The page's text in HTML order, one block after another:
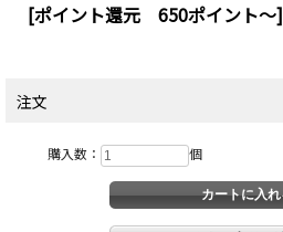
[ポイント還元 650ポイント～]
注文
購入数： 個